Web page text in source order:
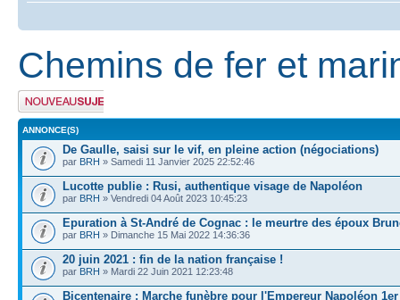
Chemins de fer et
Publier un nouveau
sujet
ANNONCE(S)
De Gaulle, saisi sur le vif, en pleine action (négociations)
par BRH » Samedi 11 Janvier 2025 22:52:46
Lucotte publie : Rusi, authentique visage de Napoléon
par BRH » Vendredi 04 Août 2023 10:45:23
Epuration à St-André de Cognac : le meurtre des époux
par BRH » Dimanche 15 Mai 2022 14:36:36
20 juin 2021 : fin de la nation française !
par BRH » Mardi 22 Juin 2021 12:23:48
Bicentenaire : Marche funèbre pour l'Empereur Napoléon 1er